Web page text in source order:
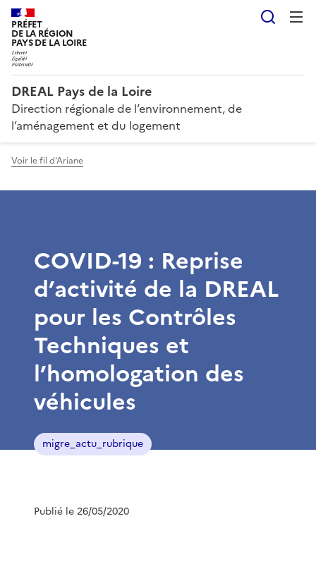
PRÉFET
DE LA RÉGION
PAYS DE LA LOIRE
DREAL Pays de la Loire
Direction régionale de l’environnement, de
l’aménagement et du logement
Voir le fil d'Ariane
COVID-19 : Reprise
d’activité de la DREAL
pour les Contrôles
Techniques et
l’homologation des
véhicules
migre_actu_rubrique
Publié le 26/05/2020